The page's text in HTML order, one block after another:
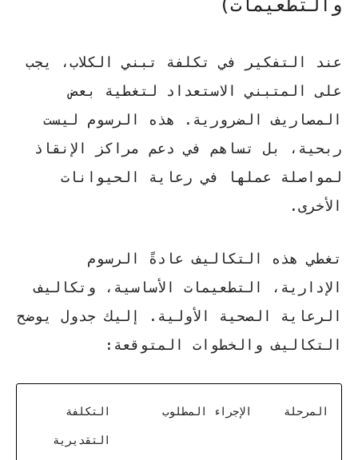
والتطعيمات)
عند التفكير في تكلفة تبني الكلاب، يجب
على المتبني الاستعداد لتغطية بعض
المصاريف الضرورية. هذه الرسوم ليست
ربحية، بل تساهم في دعم مراكز الإنقاذ
لمواصلة عملها في رعاية الحيوانات
الأخرى.
تغطي هذه التكاليف عادةً الرسوم
الإدارية، التطعيمات الأساسية، وتكاليف
الرعاية الصحية الأولية. إليك جدول يوضح
التكاليف والخطوات المتوقعة:
المرحلة الإجراء المطلوب التكلفة
التقديرية